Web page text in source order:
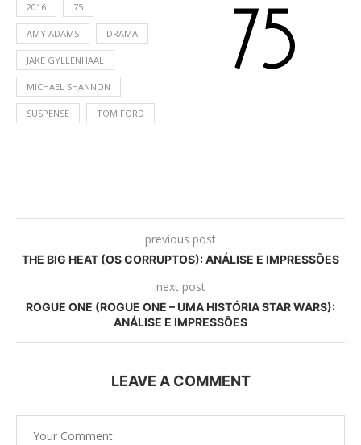
2016 75
AMY ADAMS DRAMA
JAKE GYLLENHAAL
MICHAEL SHANNON
SUSPENSE TOM FORD
previous post
THE BIG HEAT (OS CORRUPTOS): ANÁLISE E IMPRESSÕES
next post
ROGUE ONE (ROGUE ONE – UMA HISTÓRIA STAR WARS):
ANÁLISE E IMPRESSÕES
LEAVE A COMMENT